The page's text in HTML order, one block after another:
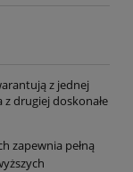
z jednej
drugiej doskonałe
zapewnia pełną